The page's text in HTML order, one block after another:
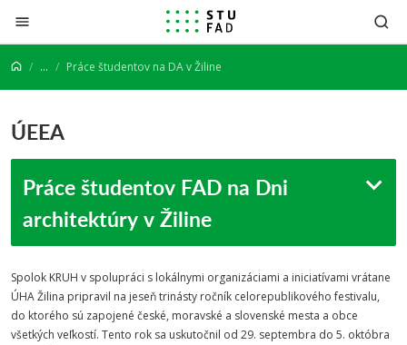
Prejsť na obsah
... Práce študentov na DA v Žiline
ÚEEA
Práce študentov FAD na Dni
architektúry v Žiline
Spolok KRUH v spolupráci s lokálnymi organizáciami a iniciatívami vrátane
ÚHA Žilina pripravil na jeseň trinásty ročník celorepublikového festivalu,
do ktorého sú zapojené české, moravské a slovenské mesta a obce
všetkých veľkostí. Tento rok sa uskutočnil od 29. septembra do 5. októbra